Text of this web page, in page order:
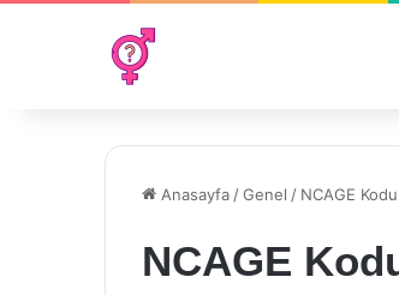
Anasayfa /Genel / NCAGE
NCAGE